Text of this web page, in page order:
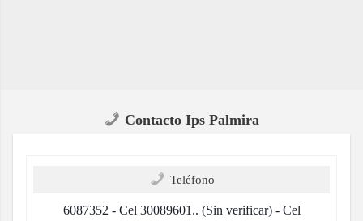
Contacto Ips Palmira
Teléfono
6087352 - Cel 30089601.. (Sin verificar) - Cel